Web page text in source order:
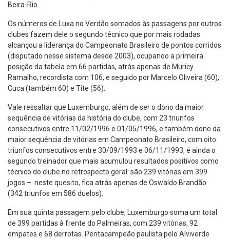
Beira-Rio.
Os números de Luxa no Verdão somados às passagens por outros
clubes fazem dele o segundo técnico que por mais rodadas
alcançou a liderança do Campeonato Brasileiro de pontos corridos
(disputado nesse sistema desde 2003), ocupando a primeira
posição da tabela em 66 partidas, atrás apenas de Muricy
Ramalho, recordista com 106, e seguido por Marcelo Oliveira (60),
Cuca (também 60) e Tite (56).
Vale ressaltar que Luxemburgo, além de ser o dono da maior
sequência de vitórias da história do clube, com 23 triunfos
consecutivos entre 11/02/1996 e 01/05/1996, e também dono da
maior sequência de vitórias em Campeonato Brasileiro, com oito
triunfos consecutivos entre 30/09/1993 e 06/11/1993, é ainda o
segundo treinador que mais acumulou resultados positivos como
técnico do clube no retrospecto geral: são 239 vitórias em 399
jogos – neste quesito, fica atrás apenas de Oswaldo Brandão
(342 triunfos em 586 duelos).
Em sua quinta passagem pelo clube, Luxemburgo soma um total
de 399 partidas à frente do Palmeiras, com 239 vitórias, 92
empates e 68 derrotas. Pentacampeão paulista pelo Alviverde